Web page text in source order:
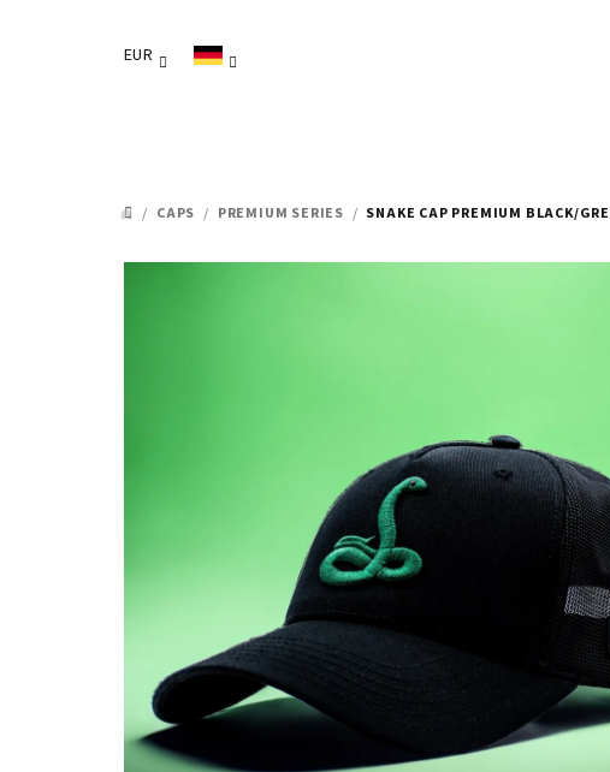
EUR
STARTSEITE
/ CAPS / PREMIUM SERIES / SNAKE CAP PREMIUM BLACK/